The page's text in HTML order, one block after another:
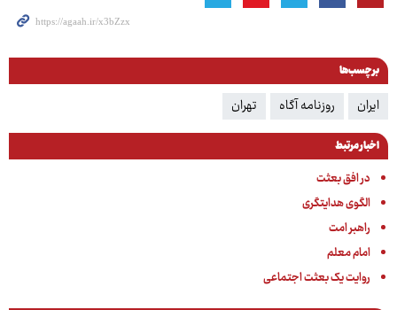
برچسب‌ها
ایران روزنامه آگاه تهران
اخبار مرتبط
در افق بعثت
الگوی هدایتگری
راهبر امت
امام معلم
روایت یک بعثت اجتماعی